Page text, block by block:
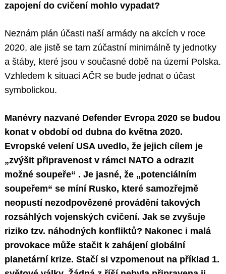
zapojení do cvičení mohlo vypadat?
Neznám plán účasti naší armády na akcích v roce
2020, ale jistě se tam zúčastní minimálně ty jednotky
a štáby, které jsou v současné době na území Polska.
Vzhledem k situaci AČR se bude jednat o účast
symbolickou.
Manévry nazvané Defender Evropa 2020 se budou
konat v období od dubna do května 2020.
Evropské velení USA uvedlo, že jejich cílem je
„zvýšit připravenost v rámci NATO a odrazit
možné soupeře“ . Je jasné, že „potenciálním
soupeřem“ se míní Rusko, které samozřejmě
neopustí nezodpovězené provádění takových
rozsáhlých vojenských cvičení. Jak se zvyšuje
riziko tzv. náhodných konfliktů? Nakonec i malá
provokace může stačit k zahájení globální
planetární krize. Stačí si vzpomenout na příklad 1.